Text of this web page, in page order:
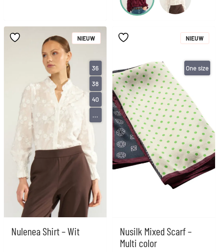
Nulenea Shirt – Wit
NIEUW
36
38
40
...
Nusilk Mixed Scarf –
Multi color
NIEUW
One size